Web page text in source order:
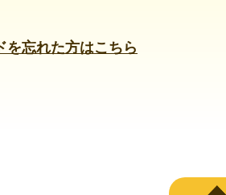
を忘れた方はこちら